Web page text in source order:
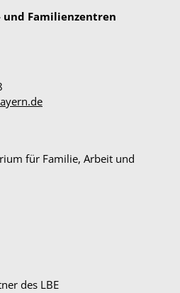
Familienzentren
für Familie, Arbeit und
des LBE